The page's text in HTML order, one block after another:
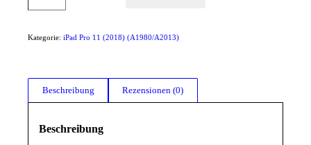
Kategorie:iPad Pro 11 (2018) (A1980/A2013)
Beschreibung Rezensionen (0)
Beschreibung